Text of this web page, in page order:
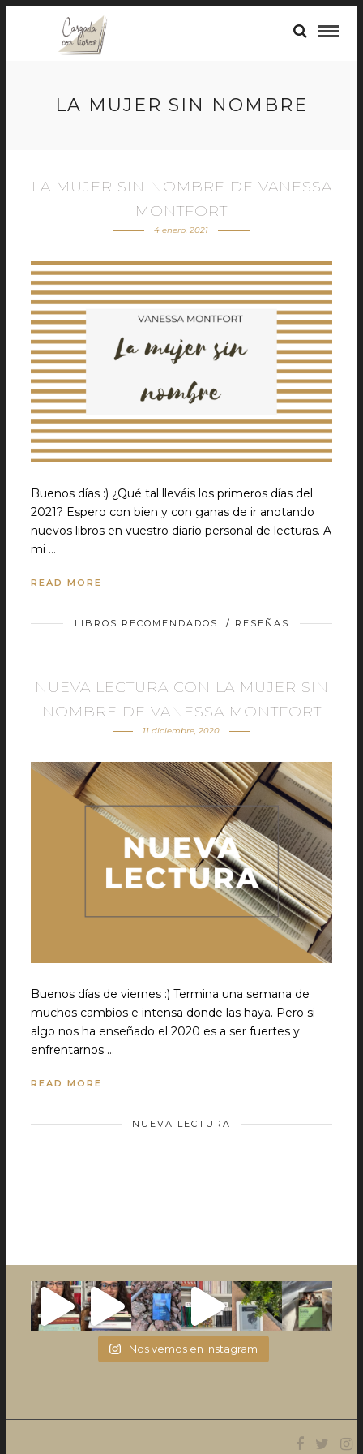
LA MUJER SIN NOMBRE
LA MUJER SIN NOMBRE DE VANESSA
MONTFORT
4 enero, 2021
Buenos días :) ¿Qué tal lleváis los primeros días del
2021? Espero con bien y con ganas de ir anotando
nuevos libros en vuestro diario personal de lecturas. A
mi …
READ MORE
LIBROS RECOMENDADOS / RESEÑAS
NUEVA LECTURA CON LA MUJER SIN
NOMBRE DE VANESSA MONTFORT
11 diciembre, 2020
Buenos días de viernes :) Termina una semana de
muchos cambios e intensa donde las haya. Pero si
algo nos ha enseñado el 2020 es a ser fuertes y
enfrentarnos …
READ MORE
NUEVA LECTURA
Nos vemos en Instagram